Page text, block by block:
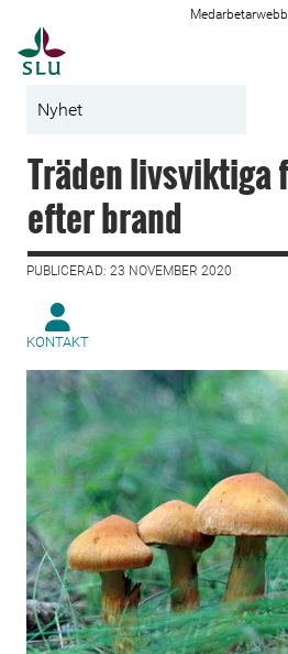
Nyhet
Träden livsviktiga
efter brand
PUBLICERAD: 23 NOVEMBER 2020
KONTAKT